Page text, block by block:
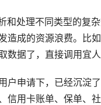
处理不同类型的复
造成的资源浪费。比
据了，直接调用宜人
申请下，已经沉淀
信用卡账单、保单、